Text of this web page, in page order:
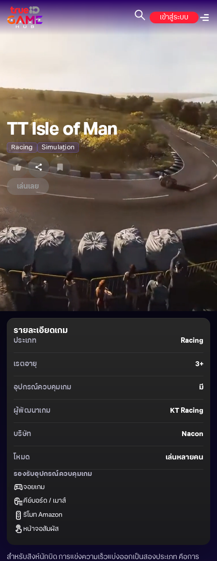
เข้าสู่ระบบ
TT Isle of Man
Racing Simulation
เล่นเลย
สำหรับสิงห์นักบิด การแข่งความเร็วแบ่งออกเป็นสองประเภท คือการ
รายละเอียดเกม
ประเภท Racing
เรตอายุ 3+
อุปกรณ์ควบคุมเกม มี
ผู้พัฒนาเกม KT Racing
บริษัท Nacon
โหมด เล่นหลายคน
รองรับอุปกรณ์ควบคุมเกม
จอยเกม
คีย์บอร์ด / เมาส์
รีโมท Amazon
หน้าจอสัมผัส